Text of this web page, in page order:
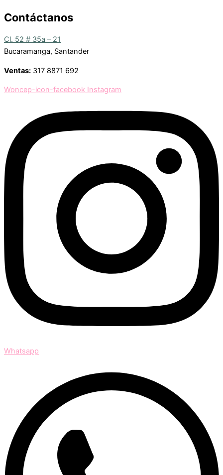
Contáctanos
Cl. 52 # 35a – 21
Bucaramanga, Santander
Ventas: 317 8871 692
Woncep-icon-facebook Instagram
Whatsapp